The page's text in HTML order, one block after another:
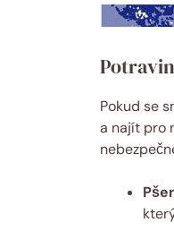
Pokud se
a najít pro